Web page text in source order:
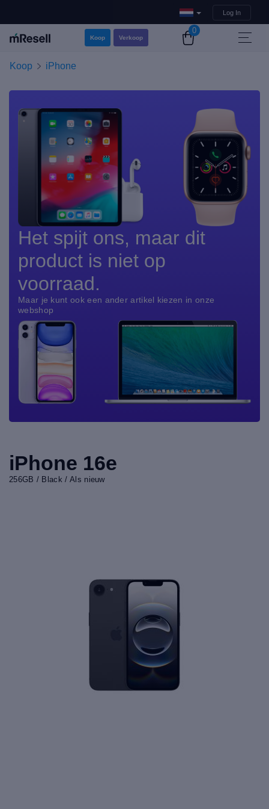
Log In
Koop Verkoop
0
Koop iPhone
Het spijt ons, maar dit
product is niet op
voorraad.
Maar je kunt ook een ander artikel kiezen in onze
webshop
iPhone 16e
256GB / Black / Als nieuw